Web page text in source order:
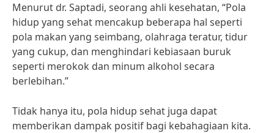
Menurut dr. Saptadi, seorang ahli kesehatan, “Pola
hidup yang sehat mencakup beberapa hal seperti
pola makan yang seimbang, olahraga teratur, tidur
yang cukup, dan menghindari kebiasaan buruk
seperti merokok dan minum alkohol secara
berlebihan.”
Tidak hanya itu, pola hidup sehat juga dapat
memberikan dampak positif bagi kebahagiaan kita.